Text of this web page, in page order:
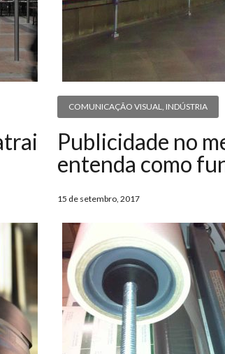
COMUNICAÇÃO VISUAL, INDÚSTRIA
Publicidade no
entenda como
15 de setembro, 2017